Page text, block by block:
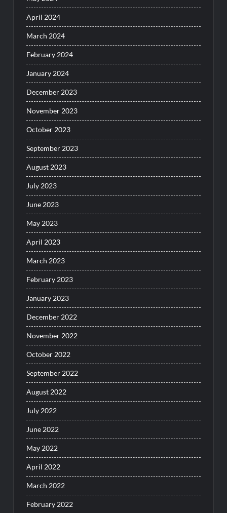
April 2024
March 2024
February 2024
January 2024
December 2023
November 2023
October 2023
September 2023
August 2023
July 2023
June 2023
May 2023
April 2023
March 2023
February 2023
January 2023
December 2022
November 2022
October 2022
September 2022
August 2022
July 2022
June 2022
May 2022
April 2022
March 2022
February 2022